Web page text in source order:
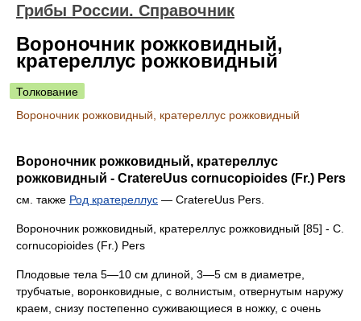
Грибы России. Справочник
Вороночник рожковидный,
кратереллус рожковидный
Толкование
Вороночник рожковидный, кратереллус рожковидный
Вороночник рожковидный, кратереллус
рожковидный - CratereUus cornucopioides (Fr.) Pers
см. также Род кратереллус — CratereUus Pers.
Вороночник рожковидный, кратереллус рожковидный [85] - С.
cornucopioides (Fr.) Pers
Плодовые тела 5—10 см длиной, 3—5 см в диаметре,
трубчатые, воронковидные, с волнистым, отвернутым наружу
краем, снизу постепенно суживающиеся в ножку, с очень